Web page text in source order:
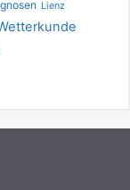
Lienz